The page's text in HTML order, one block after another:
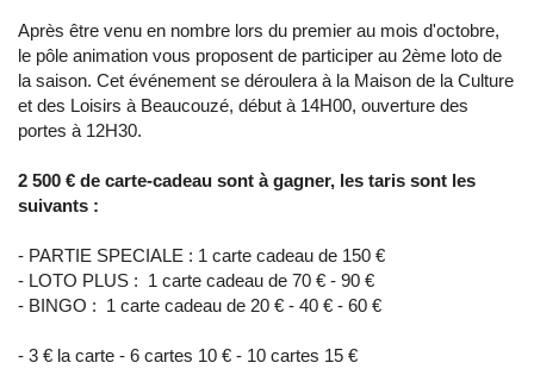
Après être venu en nombre lors du premier au mois d'octobre,
le pôle animation vous proposent de participer au 2ème loto de
la saison. Cet événement se déroulera à la Maison de la Culture
et des Loisirs à Beaucouzé, début à 14H00, ouverture des
portes à 12H30.
2 500 € de carte-cadeau sont à gagner, les taris sont les
suivants :
- PARTIE SPECIALE : 1 carte cadeau de 150 €
- LOTO PLUS : 1 carte cadeau de 70 € - 90 €
- BINGO : 1 carte cadeau de 20 € - 40 € - 60 €
- 3 € la carte - 6 cartes 10 € - 10 cartes 15 €